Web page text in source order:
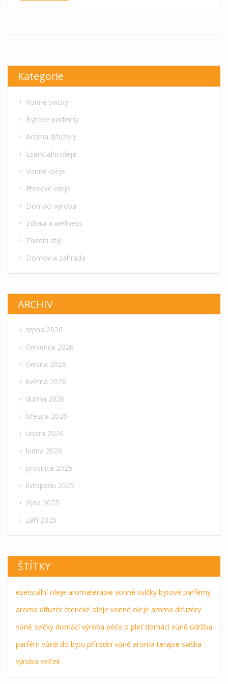
Kategorie
Vonne svicky
Bytove parfémy
Aroma difuzery
Esencialni oleje
Vonne oleje
Etericke oleje
Domaci vyroba
Zdravi a wellness
Zivotni styl
Domov a zahrada
ARCHIV
srpna 2026
července 2026
června 2026
května 2026
dubna 2026
března 2026
února 2026
ledna 2026
prosince 2025
listopadu 2025
října 2025
září 2025
ŠTÍTKY
esenciální oleje aromaterapie vonné svíčky bytové parfémy
aroma difuzér éterické oleje vonné oleje aroma difuzéry
vůně svíčky domácí výroba péče o pleť domácí vůně údržba
parfém vůně do bytu přírodní vůně aroma terapie svíčka
výroba svíček